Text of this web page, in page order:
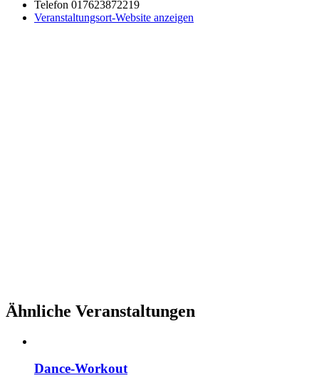
Telefon 017623872219
Veranstaltungsort-Website anzeigen
Ähnliche Veranstaltungen
Dance-Workout